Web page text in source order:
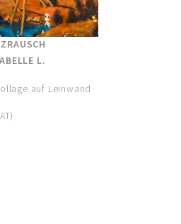
L.
auf Leinwand